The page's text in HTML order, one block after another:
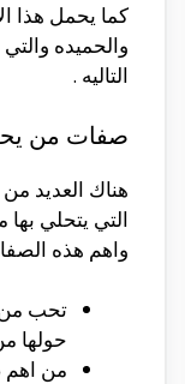
كما يحمل هذا
والحميده
التاليه .
صفات من
هناك العديد
التي يتحلي
واهم هذه
تحب من
حولها
من اهم